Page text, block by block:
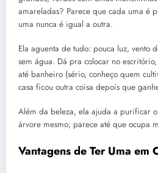
amareladas? Parece que cada uma é
uma nunca é igual a outra.
Ela aguenta de tudo: pouca luz, vento
sem água. Dá pra colocar no
até banheiro (sério, conheço quem
casa ficou outra coisa depois que
Além da beleza, ela ajuda a purificar
árvore mesmo; parece até que ocupa
Vantagens de Ter Uma em